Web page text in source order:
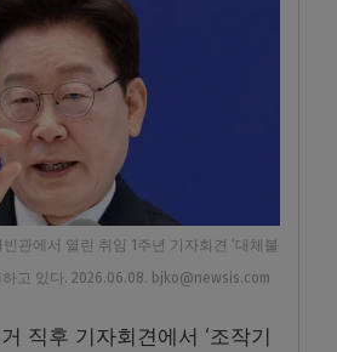
관에서 열린 취임 1주년 기자회견 ‘대체불
하고 있다. 2026.06.08. bjko@newsis.com
직후 기자회견에서 ‘조작기